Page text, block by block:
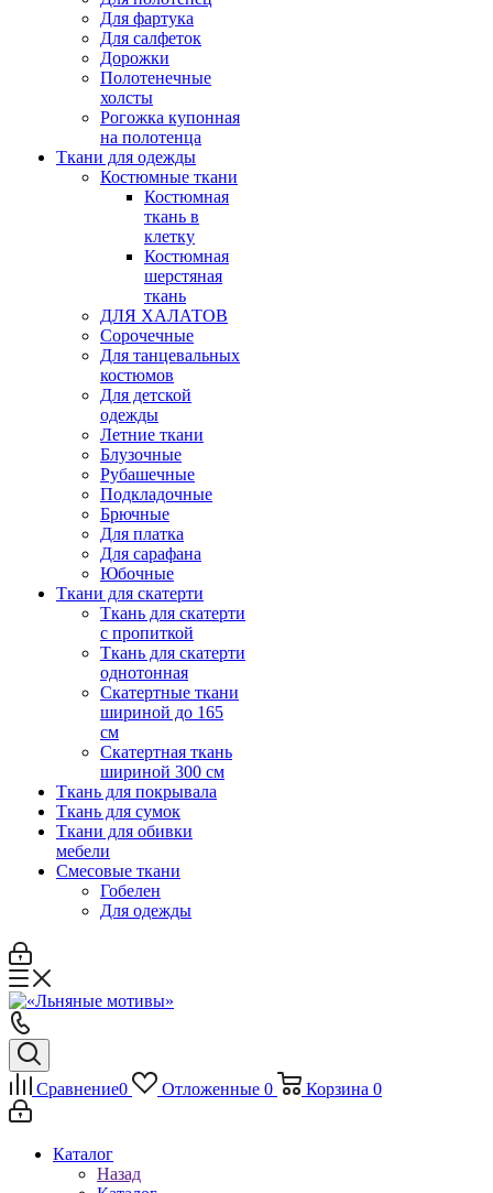
Для фартука
Для салфеток
Дорожки
Полотенечные
холсты
Рогожка купонная
на полотенца
Ткани для одежды
Костюмные ткани
Костюмная
ткань в
клетку
Костюмная
шерстяная
ткань
ДЛЯ ХАЛАТОВ
Сорочечные
Для танцевальных
костюмов
Для детской
одежды
Летние ткани
Блузочные
Рубашечные
Подкладочные
Брючные
Для платка
Для сарафана
Юбочные
Ткани для скатерти
Ткань для скатерти
с пропиткой
Ткань для скатерти
однотонная
Скатертные ткани
шириной до 165
см
Скатертная ткань
шириной 300 см
Ткань для покрывала
Ткань для сумок
Ткани для обивки
мебели
Смесовые ткани
Гобелен
Для одежды
Сравнение0 Отложенные 0 Корзина 0
Каталог
Назад